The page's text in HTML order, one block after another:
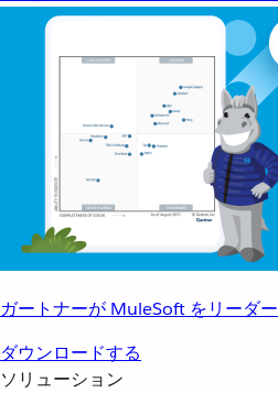
ガートナーが MuleSoft をリーダ
ダウンロードする
ソリューション